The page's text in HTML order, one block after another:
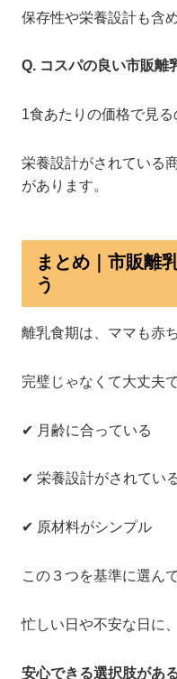
保存性や栄養設計も含
Q. コスパの良い市販離
1食あたりの価格で見る
栄養設計がされている
があります。
まとめ｜市販離
う
離乳食期は、ママも赤
完璧じゃなくて大丈夫で
✔ 月齢に合っている
✔ 栄養設計がされてい
✔ 原材料がシンプル
この３つを基準に選ん
忙しい日や不安な日に、
安心できる選択肢があ